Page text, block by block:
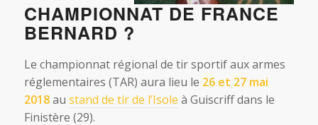
CHAMPIONNAT DE FRANCE
BERNARD ?
Le championnat régional de tir sportif aux armes
réglementaires (TAR) aura lieu le 26 et 27 mai
2018au stand de tir de l’Isole à Guiscriff dans le
Finistère (29).